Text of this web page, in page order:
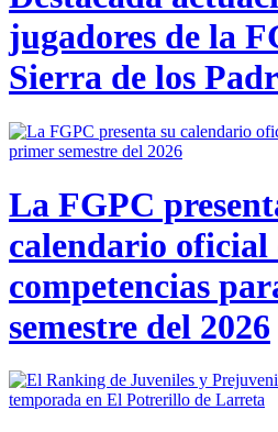
jugadores de la
Sierra de los
La FGPC
calendario oficial
competencias
semestre del 2026